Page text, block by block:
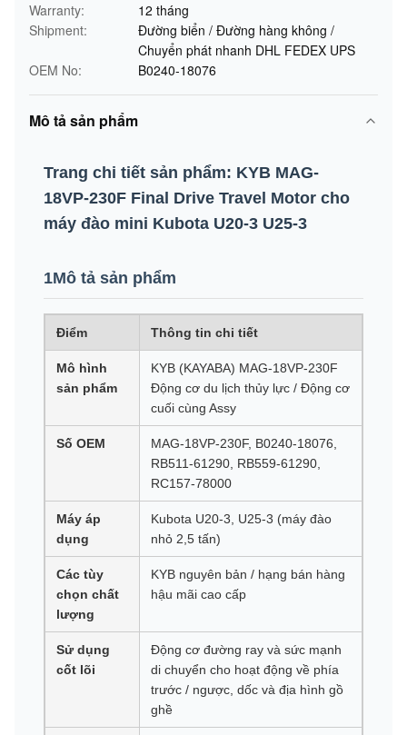
Warranty:
12 tháng
Shipment:
Đường biển / Đường hàng không /
Chuyển phát nhanh DHL FEDEX UPS
OEM No:
B0240-18076
Mô tả sản phẩm
Trang chi tiết sản phẩm: KYB MAG-
18VP-230F Final Drive Travel Motor cho
máy đào mini Kubota U20-3 U25-3
1Mô tả sản phẩm
Điểm Thông tin chi tiết
Mô hình
sản phẩm
KYB (KAYABA) MAG-18VP-230F
Động cơ du lịch thủy lực / Động cơ
cuối cùng Assy
Số OEM
MAG-18VP-230F, B0240-18076,
RB511-61290, RB559-61290,
RC157-78000
Máy áp
dụng
Kubota U20-3, U25-3 (máy đào
nhỏ 2,5 tấn)
Các tùy
chọn chất
lượng
KYB nguyên bản / hạng bán hàng
hậu mãi cao cấp
Sử dụng
cốt lõi
Động cơ đường ray và sức mạnh
di chuyển cho hoạt động về phía
trước / ngược, dốc và địa hình gồ
ghề